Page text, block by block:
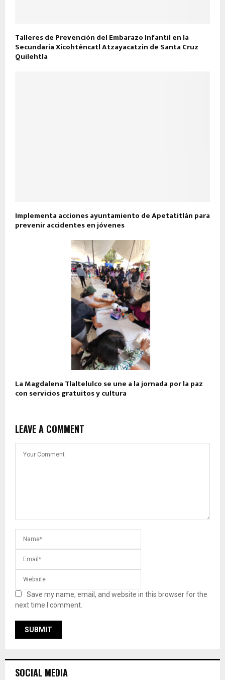
Talleres de Prevención del Embarazo Infantil en la
Secundaria Xicohténcatl Atzayacatzin de Santa Cruz
Quilehtla
Implementa acciones ayuntamiento de Apetatitlán para
prevenir accidentes en jóvenes
La Magdalena Tlaltelulco se une a la jornada por la paz
con servicios gratuitos y cultura
LEAVE A COMMENT
Save my name, email, and website in this browser for the
next time I comment.
SOCIAL MEDIA